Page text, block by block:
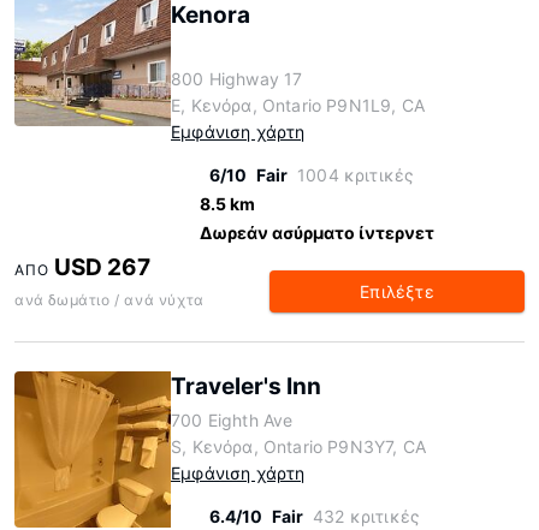
Kenora
800 Highway 17
E, Κενόρα, Ontario P9N1L9, CA
Εμφάνιση χάρτη
6/10 Fair 1004 κριτικές
8.5 km
Δωρεάν ασύρματο ίντερνετ
ΑΠΌ USD 267
ανά δωμάτιο / ανά νύχτα Επιλέξτε
Traveler's Inn
700 Eighth Ave
S, Κενόρα, Ontario P9N3Y7, CA
Εμφάνιση χάρτη
6.4/10 Fair 432 κριτικές